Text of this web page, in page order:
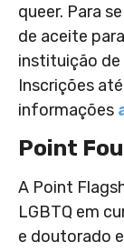
queer. Para
de aceite
instituição de
Inscrições
informações
Point
A Point
LGBTQ em
e doutorado